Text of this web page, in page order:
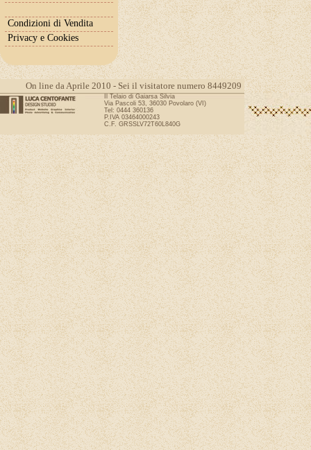
Condizioni di Vendita
Privacy e Cookies
On line da Aprile 2010 - Sei il visitatore numero 8449209
Il Telaio di Gaiarsa Silvia
Via Pascoli 53, 36030 Povolaro (VI)
Tel: 0444 360136
P.IVA 03464000243
C.F. GRSSLV72T60L840G